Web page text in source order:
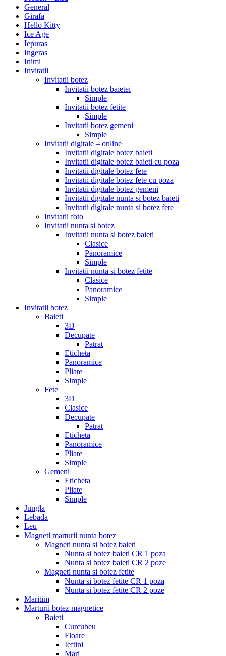
General
Girafa
Hello Kitty
Ice Age
Iepuras
Ingeras
Inimi
Invitatii
Invitatii botez
Invitatii botez baietei
Simple
Invitatii botez fetite
Simple
Invitatii botez gemeni
Simple
Invitatii digitale – online
Invitatii digitale botez baieti
Invitatii digitale botez baieti cu poza
Invitatii digitale botez fete
Invitatii digitale botez fete cu poza
Invitatii digitale botez gemeni
Invitatii digitale nunta si botez baieti
Invitatii digitale nunta si botez fete
Invitatii foto
Invitatii nunta si botez
Invitatii nunta si botez baieti
Clasice
Panoramice
Simple
Invitatii nunta si botez fetite
Clasice
Panoramice
Simple
Invitatii botez
Baieti
3D
Decupate
Patrat
Eticheta
Panoramice
Pliate
Simple
Fete
3D
Clasice
Decupate
Patrat
Eticheta
Panoramice
Pliate
Simple
Gemeni
Eticheta
Pliate
Simple
Jungla
Lebada
Leu
Magneti marturii nunta botez
Magneti nunta si botez baieti
Nunta si botez baieti CR 1 poza
Nunta si botez baieti CR 2 poze
Magneti nunta si botez fetite
Nunta si botez fetite CR 1 poza
Nunta si botez fetite CR 2 poze
Maritim
Marturii botez magnetice
Baieti
Curcubeu
Floare
Ieftini
Mari